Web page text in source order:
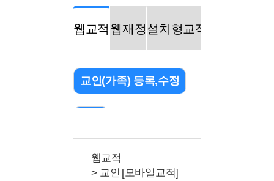
웹교적 웹재정설치형교적
교인(가족) 등록,수정
출석 관리(QR/바코드)
웹교적
> 교인 [모바일교적]